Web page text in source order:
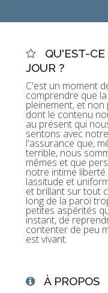
QU'EST-
JOUR ?
C'est un moment
comprendre que
pleinement, et
dont le contenu
au présent qui
sentons avec
l'assurance que,
terrible, nous
mêmes et que
notre intime
lassitude et
et brillant sur tout
long de la paroi
petites aspérités
instant, de
contenter de peu
est vivant.
À PROPOS